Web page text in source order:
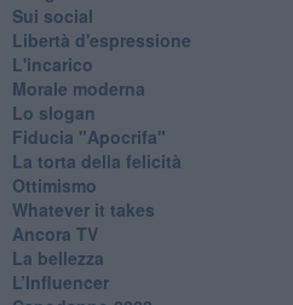
Sui social
Libertà d'espressione
L'incarico
Morale moderna
Lo slogan
Fiducia "Apocrifa"
La torta della felicità
Ottimismo
Whatever it takes
Ancora TV
La bellezza
L’Influencer